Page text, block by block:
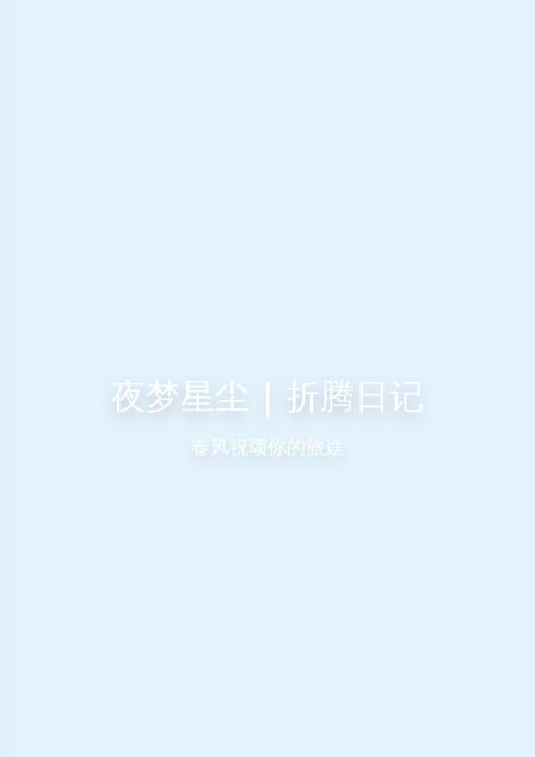
夜梦星尘 | 折腾日记
春风祝颂你的旅途